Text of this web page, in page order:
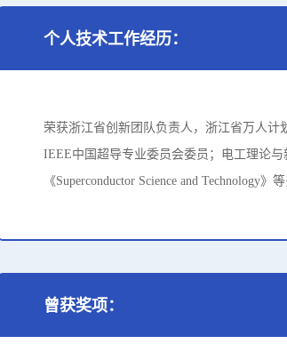
个人技术工作经历：
荣获浙江省创新团队负责人，浙江省万人
IEEE中国超导专业委员会委员；电工理论与
《Superconductor Science and Technology
曾获奖项：